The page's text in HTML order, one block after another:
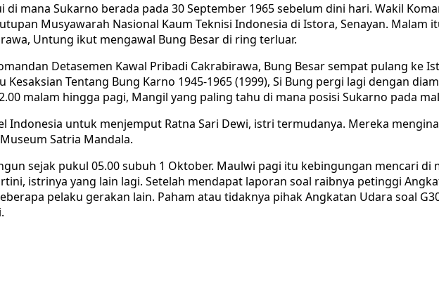
mana Sukarno berada pada 30 September 1965 sebelum dini hari. Wakil
Musyawarah Nasional Kaum Teknisi Indonesia di Istora, Senayan. Malam
Untung ikut mengawal Bung Besar di ring terluar.
Detasemen Kawal Pribadi Cakrabirawa, Bung Besar sempat pulang ke
Tentang Bung Karno 1945-1965 (1999), Si Bung pergi lagi dengan
malam hingga pagi, Mangil yang paling tahu di mana posisi Sukarno pada
untuk menjemput Ratna Sari Dewi, istri termudanya. Mereka
Satria Mandala.
sejak pukul 05.00 subuh 1 Oktober. Maulwi pagi itu kebingungan mencari di
istrinya yang lain lagi. Setelah mendapat laporan soal raibnya petinggi
pelaku gerakan lain. Paham atau tidaknya pihak Angkatan Udara soal